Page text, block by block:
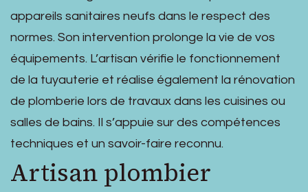
appareils sanitaires neufs dans le respect des
normes. Son intervention prolonge la vie de vos
équipements. L’artisan vérifie le fonctionnement
de la tuyauterie et réalise également la rénovation
de plomberie lors de travaux dans les cuisines ou
salles de bains. Il s’appuie sur des compétences
techniques et un savoir-faire reconnu.
Artisan plombier